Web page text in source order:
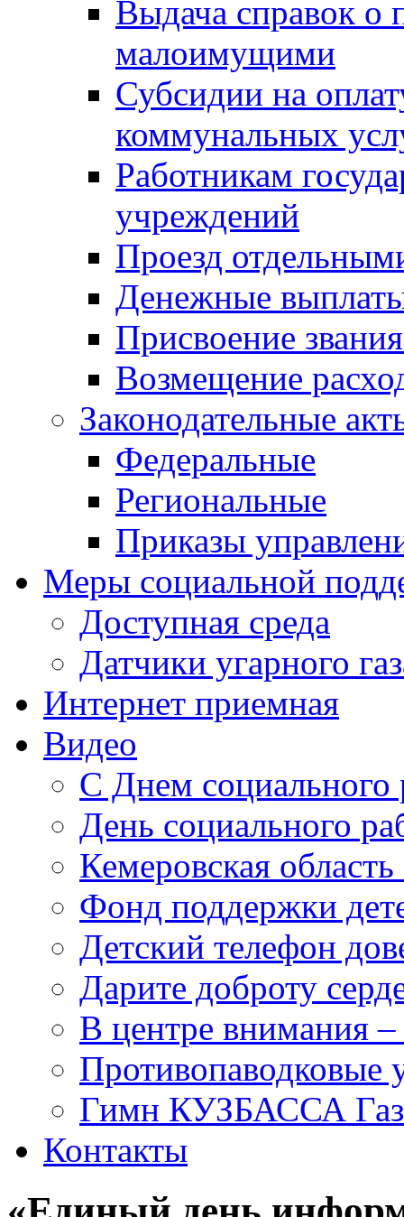
Выдача справок о
малоимущими
Субсидии на
коммунальных
Работникам
учреждений
Проезд
Денежные
Присвоение
Возмещение
Законодательные
Федеральные
Региональные
Приказы
Меры социальной
Доступная среда
Датчики угарного
Интернет приемная
Видео
С Днем социального
День социального
Кемеровская
Фонд поддержки
Детский телефон
Дарите доброту
В центре внимания –
Противопаводковые
Гимн КУЗБАССА
Контакты